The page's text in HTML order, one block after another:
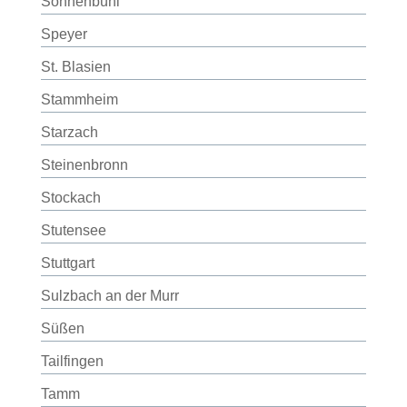
Speyer
St. Blasien
Stammheim
Starzach
Steinenbronn
Stockach
Stutensee
Stuttgart
Sulzbach an der Murr
Süßen
Tailfingen
Tamm